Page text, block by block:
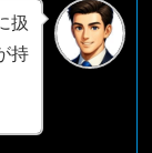
扱
持